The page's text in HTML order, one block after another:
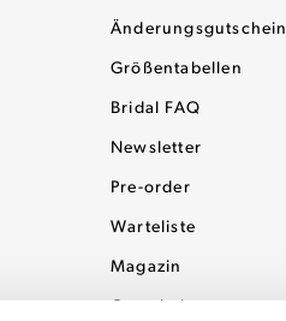
Änderungsgutschein
Größentabellen
Bridal FAQ
Newsletter
Pre-order
Warteliste
Magazin